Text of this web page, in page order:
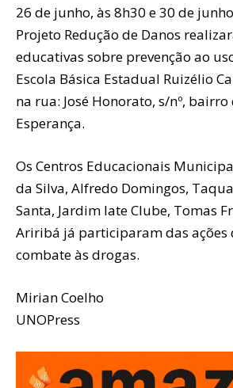
26 de junho, às 8h30 e 30 de
Projeto Redução de Danos
educativas sobre prevenção ao
Escola Básica Estadual Ruizélio
na rua: José Honorato, s/nº, bairro
Esperança.
Os Centros Educacionais
da Silva, Alfredo Domingos,
Santa, Jardim Iate Clube, Tomas
Ariribá já participaram das ações
combate às drogas.
Mirian Coelho
UNOPress